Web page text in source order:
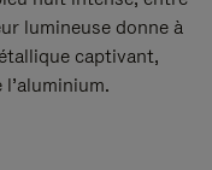
lumineuse donne à
captivant,